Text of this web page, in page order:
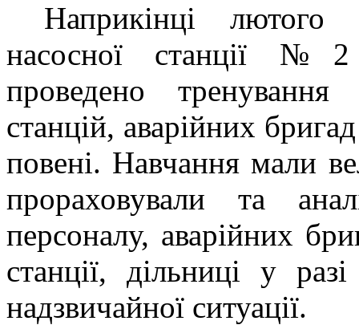
Наприкінці лютого
насосної станції №2
проведено
станцій, аварійних
повені. Навчання мали
прораховували та
персоналу, аварійних
станції, дільниці у
надзвичайної ситуації.